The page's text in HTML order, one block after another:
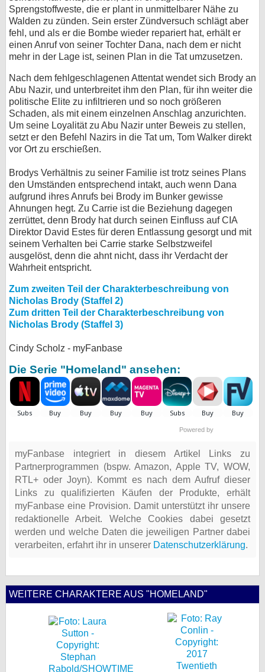
Sprengstoffweste, die er plant in unmittelbarer Nähe zu
Walden zu zünden. Sein erster Zündversuch schlägt aber
fehl, und als er die Bombe wieder repariert hat, erhält er
einen Anruf von seiner Tochter Dana, nach dem er nicht
mehr in der Lage ist, seinen Plan in die Tat umzusetzen.
Nach dem fehlgeschlagenen Attentat wendet sich Brody an
Abu Nazir, und unterbreitet ihm den Plan, für ihn weiter die
politische Elite zu infiltrieren und so noch größeren
Schaden, als mit einem einzelnen Anschlag anzurichten.
Um seine Loyalität zu Abu Nazir unter Beweis zu stellen,
setzt er den Befehl Nazirs in die Tat um, Tom Walker direkt
vor Ort zu erschießen.
Brodys Verhältnis zu seiner Familie ist trotz seines Plans
den Umständen entsprechend intakt, auch wenn Dana
aufgrund ihres Anrufs bei Brody im Bunker gewisse
Ahnungen hegt. Zu Carrie ist die Beziehung dagegen
zerrüttet, denn Brody hat durch seinen Einfluss auf CIA
Direktor David Estes für deren Entlassung gesorgt und mit
seinem Verhalten bei Carrie starke Selbstzweifel
ausgelöst, denn die ahnt nicht, dass ihr Verdacht der
Wahrheit entspricht.
Zum zweiten Teil der Charakterbeschreibung von
Nicholas Brody (Staffel 2)
Zum dritten Teil der Charakterbeschreibung von
Nicholas Brody (Staffel 3)
Cindy Scholz - myFanbase
Die Serie "Homeland" ansehen:
Powered by
myFanbase integriert in diesem Artikel Links zu
Partnerprogrammen (bspw. Amazon, Apple TV, WOW,
RTL+ oder Joyn). Kommt es nach dem Aufruf dieser
Links zu qualifizierten Käufen der Produkte, erhält
myFanbase eine Provision. Damit unterstützt ihr unsere
redaktionelle Arbeit. Welche Cookies dabei gesetzt
werden und welche Daten die jeweiligen Partner dabei
verarbeiten, erfahrt ihr in unserer Datenschutzerklärung.
WEITERE CHARAKTERE AUS "HOMELAND"